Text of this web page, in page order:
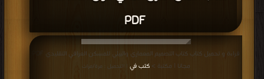
PDF
مجانا | مكتبة >كتب في | التحميل : مرة/مرات